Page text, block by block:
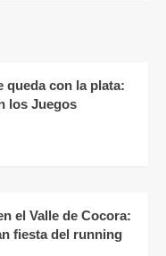
queda con la plata:
los Juegos
el Valle de Cocora:
fiesta del running